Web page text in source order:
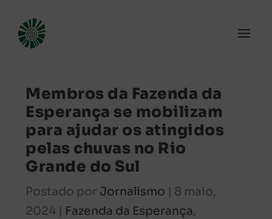
Membros da Fazenda da
Esperança se mobilizam
para ajudar os atingidos
pelas chuvas no Rio
Grande do Sul
Postado por Jornalismo | 8 maio,
2024 | Fazenda da Esperança,